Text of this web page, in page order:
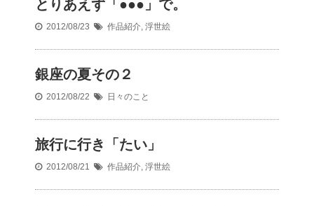
とりあえず「●●●」で。
2012/08/23 作品紹介, 浮世絵
銀座の夏その２
2012/08/22 日々のこと
旅行に行き「たい」
2012/08/21 作品紹介, 浮世絵